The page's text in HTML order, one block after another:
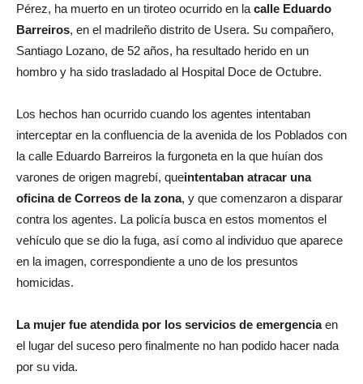
Pérez, ha muerto en un tiroteo ocurrido en la calle Eduardo
Barreiros, en el madrileño distrito de Usera. Su compañero,
Santiago Lozano, de 52 años, ha resultado herido en un
hombro y ha sido trasladado al Hospital Doce de Octubre.
Los hechos han ocurrido cuando los agentes intentaban
interceptar en la confluencia de la avenida de los Poblados con
la calle Eduardo Barreiros la furgoneta en la que huían dos
varones de origen magrebí, queintentaban atracar una
oficina de Correos de la zona, y que comenzaron a disparar
contra los agentes. La policía busca en estos momentos el
vehículo que se dio la fuga, así como al individuo que aparece
en la imagen, correspondiente a uno de los presuntos
homicidas.
La mujer fue atendida por los servicios de emergenciaen
el lugar del suceso pero finalmente no han podido hacer nada
por su vida.